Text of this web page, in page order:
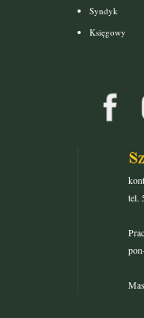
Syndyk
Księgowy
tel.